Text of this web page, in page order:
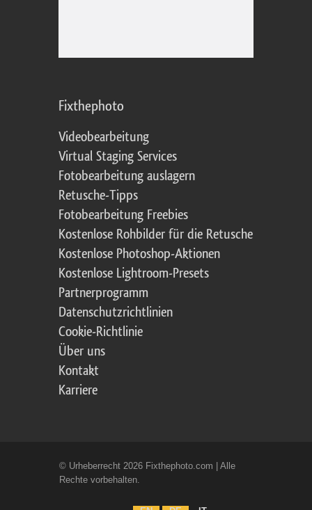
Fixthephoto
Videobearbeitung
Virtual Staging Services
Fotobearbeitung auslagern
Retusche-Tipps
Fotobearbeitung Freebies
Kostenlose Rohbilder für die Retusche
Kostenlose Photoshop-Aktionen
Kostenlose Lightroom-Presets
Partnerprogramm
Datenschutzrichtlinien
Cookie-Richtlinie
Über uns
Kontakt
Karriere
© Urheberrecht 2026 Fixthephoto.com | Alle
Rechte vorbehalten.